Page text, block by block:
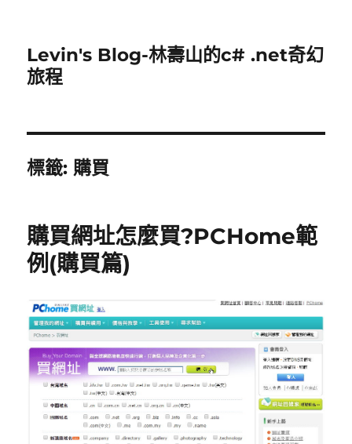
Levin's Blog-林壽山的c# .net奇幻
旅程
標籤: 購買
購買網址怎麼買?PCHome範
例(購買篇)